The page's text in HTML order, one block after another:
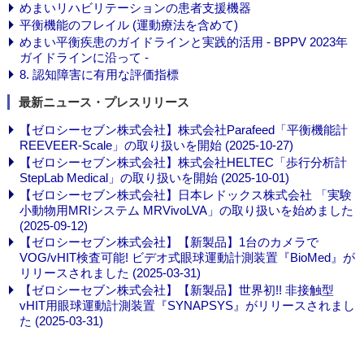
めまいリハビリテーションの患者支援機器
平衡機能のフレイル (運動療法を含めて)
めまい平衡疾患のガイドラインと実践的活用 - BPPV 2023年
ガイドラインに沿って -
8. 認知障害に有用な評価指標
最新ニュース・プレスリリース
【ゼロシーセブン株式会社】株式会社Parafeed「平衡機能計
REEVEER-Scale」の取り扱いを開始 (2025-10-27)
【ゼロシーセブン株式会社】株式会社HELTEC「歩行分析計
StepLab Medical」の取り扱いを開始 (2025-10-01)
【ゼロシーセブン株式会社】日本レドックス株式会社 「実験
小動物用MRIシステム MRVivoLVA」の取り扱いを始めました
(2025-09-12)
【ゼロシーセブン株式会社】【新製品】1台のカメラで
VOG/vHIT検査可能! ビデオ式眼球運動計測装置『BioMed』が
リリースされました (2025-03-31)
【ゼロシーセブン株式会社】【新製品】世界初!! 非接触型
vHIT用眼球運動計測装置『SYNAPSYS』がリリースされまし
た (2025-03-31)